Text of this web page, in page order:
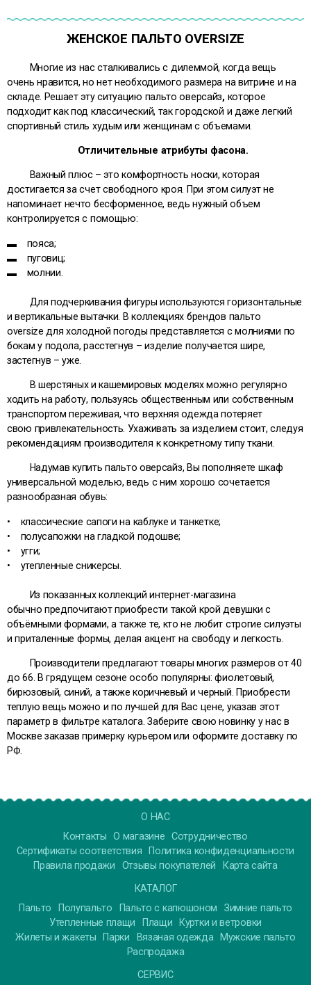
ЖЕНСКОЕ ПАЛЬТО OVERSIZE
Многие из нас сталкивались с дилеммой, когда вещь
очень нравится, но нет необходимого размера на витрине и на
складе. Решает эту ситуацию пальто оверсайз, которое
подходит как под классический, так городской и даже легкий
спортивный стиль худым или женщинам с объемами.
Отличительные атрибуты фасона.
Важный плюс – это комфортность носки, которая
достигается за счет свободного кроя. При этом силуэт не
напоминает нечто бесформенное, ведь нужный объем
контролируется с помощью:
▬ пояса;
▬ пуговиц;
▬ молнии.
Для подчеркивания фигуры используются горизонтальные
и вертикальные вытачки. В коллекциях брендов пальто
oversize для холодной погоды представляется с молниями по
бокам у подола, расстегнув – изделие получается шире,
застегнув – уже.
В шерстяных и кашемировых моделях можно регулярно
ходить на работу, пользуясь общественным или собственным
транспортом переживая, что верхняя одежда потеряет
свою привлекательность. Ухаживать за изделием стоит, следуя
рекомендациям производителя к конкретному типу ткани.
Надумав купить пальто оверсайз, Вы пополняете шкаф
универсальной моделью, ведь с ним хорошо сочетается
разнообразная обувь:
• классические сапоги на каблуке и танкетке;
• полусапожки на гладкой подошве;
• угги;
• утепленные сникерсы.
Из показанных коллекций интернет-магазина
обычно предпочитают приобрести такой крой девушки с
объёмными формами, а также те, кто не любит строгие силуэты
и приталенные формы, делая акцент на свободу и легкость.
Производители предлагают товары многих размеров от 40
до 66. В грядущем сезоне особо популярны: фиолетовый,
бирюзовый, синий, а также коричневый и черный. Приобрести
теплую вещь можно и по лучшей для Вас цене, указав этот
параметр в фильтре каталога. Заберите свою новинку у нас в
Москве заказав примерку курьером или оформите доставку по
РФ.
О НАС
Контакты
О магазине Сотрудничество
Сертификаты соответствия
Политика конфиденциальности
Правила продажи
Отзывы покупателей
Карта сайта
КАТАЛОГ
Пальто
Полупальто Пальто с капюшоном
Зимние пальто
Утепленные плащи
Плащи
Куртки и ветровки
Жилеты и жакеты
Парки Вязаная одежда
Мужские пальто
Распродажа
СЕРВИС